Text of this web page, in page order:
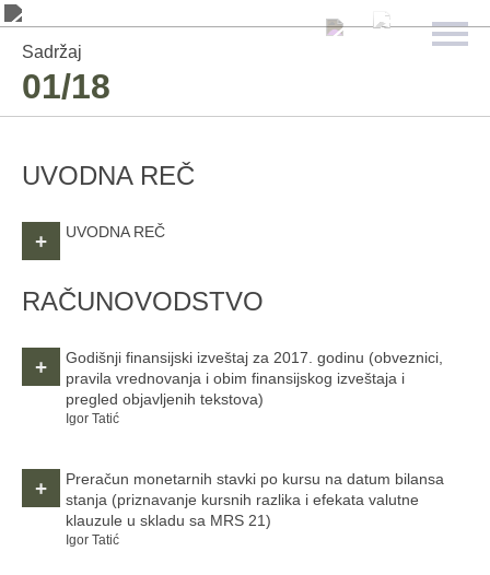
Sadržaj
01/18
UVODNA REČ
+ UVODNA REČ
RAČUNOVODSTVO
+ Godišnji finansijski izveštaj za 2017. godinu (obveznici,
pravila vrednovanja i obim finansijskog izveštaja i
pregled objavljenih tekstova)
Igor Tatić
+
Preračun monetarnih stavki po kursu na datum bilansa
stanja (priznavanje kursnih razlika i efekata valutne
klauzule u skladu sa MRS 21)
Igor Tatić